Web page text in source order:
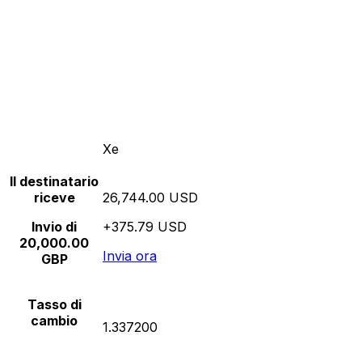
Xe
Il destinatario
riceve
Invio di
20,000.00
GBP
26,744.00 USD
+375.79 USD
Invia ora
Tasso di
cambio
1.337200